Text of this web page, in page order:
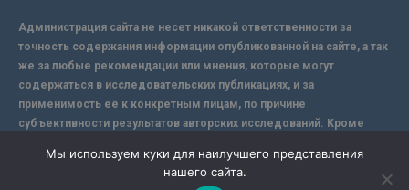
Администрация сайта не несет никакой ответственности за
точность содержания информации опубликованной на сайте, а так
же за любые рекомендации или мнения, которые могут
содержаться в исследовательских публикациях, и за
применимость её к конкретным лицам, по причине
субъективности результатов авторских исследований. Кроме
надежной защиты информации, Сайт не несет ответственности за
Мы используем куки для наилучшего представления
нашего сайта.